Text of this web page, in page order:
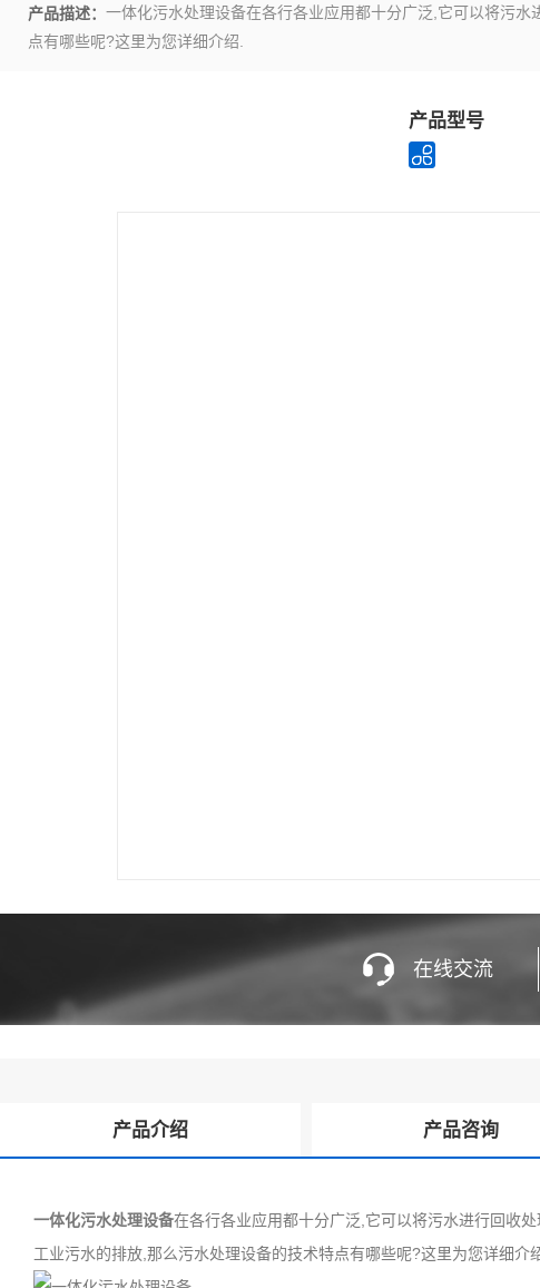
产品描述： 一体化污水处理设备在各行各业应用都十分广泛,它可以将污
点有哪些呢?这里为您详细介绍.
产品型号
在线交流
产品介绍 产品咨询
一体化污水处理设备在各行各业应用都十分广泛,它可以将污水进行回收
工业污水的排放,那么污水处理设备的技术特点有哪些呢?这里为您详细介